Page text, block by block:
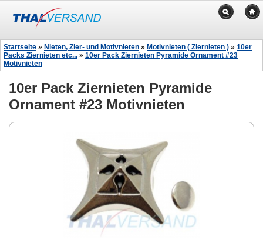
Startseite » Nieten, Zier- und Motivnieten » Motivnieten ( Ziernieten ) » 10er
Packs Ziernieten etc... » 10er Pack Ziernieten Pyramide Ornament #23
Motivnieten
10er Pack Ziernieten Pyramide
Ornament #23 Motivnieten